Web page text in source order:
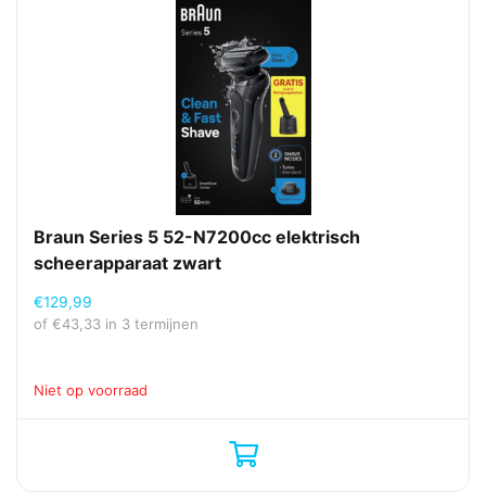
Braun Series 5 52-N7200cc elektrisch
scheerapparaat zwart
€129,99
of €43,33 in 3 termijnen
Niet op voorraad